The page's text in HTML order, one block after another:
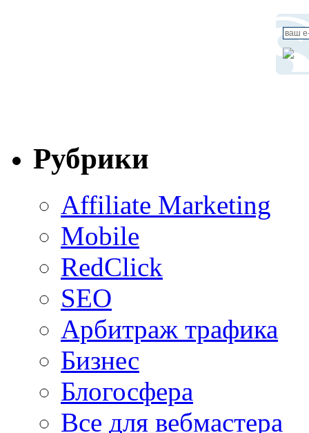
Рубрики
Affiliate Marketing
Mobile
RedClick
SEO
Арбитраж трафика
Бизнес
Блогосфера
Все для вебмастера